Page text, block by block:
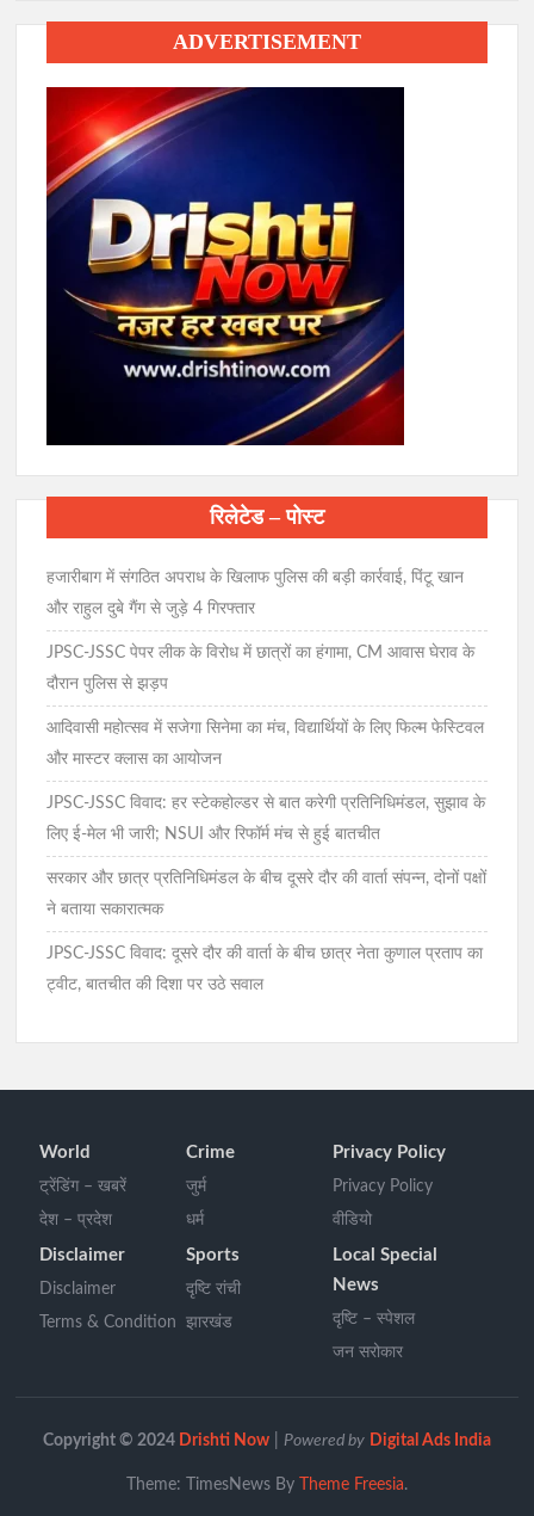
ADVERTISEMENT
रिलेटेड – पोस्ट
हजारीबाग में संगठित अपराध के खिलाफ पुलिस की बड़ी कार्रवाई, पिंटू खान
और राहुल दुबे गैंग से जुड़े 4 गिरफ्तार
JPSC-JSSC पेपर लीक के विरोध में छात्रों का हंगामा, CM आवास घेराव के
दौरान पुलिस से झड़प
आदिवासी महोत्सव में सजेगा सिनेमा का मंच, विद्यार्थियों के लिए फिल्म फेस्टिवल
और मास्टर क्लास का आयोजन
JPSC-JSSC विवाद: हर स्टेकहोल्डर से बात करेगी प्रतिनिधिमंडल, सुझाव के
लिए ई-मेल भी जारी; NSUI और रिफॉर्म मंच से हुई बातचीत
सरकार और छात्र प्रतिनिधिमंडल के बीच दूसरे दौर की वार्ता संपन्न, दोनों पक्षों
ने बताया सकारात्मक
JPSC-JSSC विवाद: दूसरे दौर की वार्ता के बीच छात्र नेता कुणाल प्रताप का
ट्वीट, बातचीत की दिशा पर उठे सवाल
World
ट्रेंडिंग – खबरें
देश – प्रदेश
Crime
जुर्म
धर्म
Privacy Policy
Privacy Policy
वीडियो
Disclaimer
Disclaimer
Terms & Condition
Sports
दृष्टि रांची
झारखंड
Local Special
News
दृष्टि – स्पेशल
जन सरोकार
Copyright © 2024 Drishti Now| Powered by Digital Ads India
Theme: TimesNews By Theme Freesia.